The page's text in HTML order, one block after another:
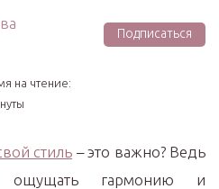
Подписаться
на чтение:
стиль – это важно? Ведь
ощущать гармонию и